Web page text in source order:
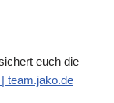
euch die
team.jako.de